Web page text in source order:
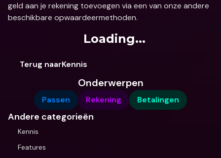
geld aan je rekening toevoegen via een van onze andere
beschikbare opwaardeermethoden.
Loading...
Terug naarKennis
Onderwerpen
Passen Rekening Betalingen
Andere categorieën
Kennis
Features